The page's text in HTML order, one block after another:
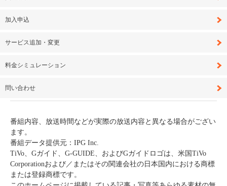
加入申込
サービス追加・変更
料金シミュレーション
問い合わせ
番組内容、放送時間などが実際の放送内容と異なる場合がござい
ます。
番組データ提供元：IPG Inc.
TiVo、Gガイド、G-GUIDE、およびGガイドロゴは、米国TiVo
Corporationおよび／またはその関連会社の日本国内における商標
または登録商標です。